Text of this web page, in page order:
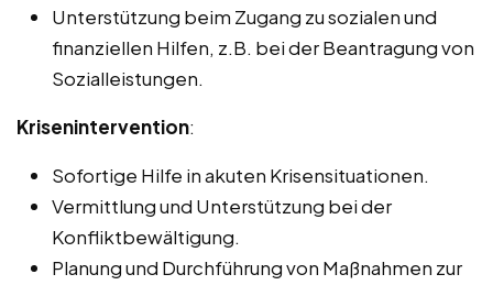
Unterstützung beim Zugang zu sozialen und
finanziellen Hilfen, z.B. bei der Beantragung von
Sozialleistungen.
Krisenintervention:
Sofortige Hilfe in akuten Krisensituationen.
Vermittlung und Unterstützung bei der
Konfliktbewältigung.
Planung und Durchführung von Maßnahmen zur